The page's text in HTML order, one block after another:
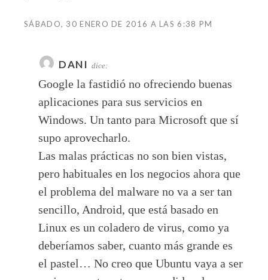
SÁBADO, 30 ENERO DE 2016 A LAS 6:38 PM
DANI dice:
Google la fastidió no ofreciendo buenas
aplicaciones para sus servicios en
Windows. Un tanto para Microsoft que sí
supo aprovecharlo.
Las malas prácticas no son bien vistas,
pero habituales en los negocios ahora que
el problema del malware no va a ser tan
sencillo, Android, que está basado en
Linux es un coladero de virus, como ya
deberíamos saber, cuanto más grande es
el pastel… No creo que Ubuntu vaya a ser